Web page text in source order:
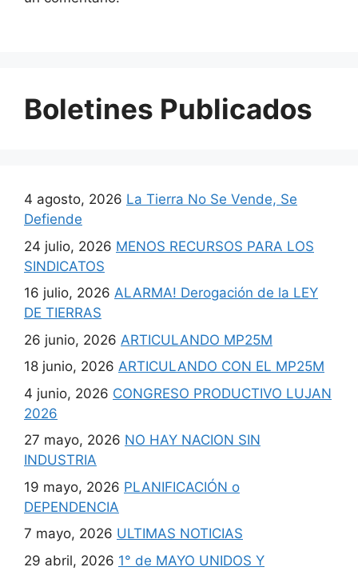
Boletines Publicados
4 agosto, 2026 La Tierra No Se Vende, Se
Defiende
24 julio, 2026 MENOS RECURSOS PARA LOS
SINDICATOS
16 julio, 2026 ALARMA! Derogación de la LEY
DE TIERRAS
26 junio, 2026 ARTICULANDO MP25M
18 junio, 2026 ARTICULANDO CON EL MP25M
4 junio, 2026 CONGRESO PRODUCTIVO LUJAN
2026
27 mayo, 2026 NO HAY NACION SIN
INDUSTRIA
19 mayo, 2026 PLANIFICACIÓN o
DEPENDENCIA
7 mayo, 2026 ULTIMAS NOTICIAS
29 abril, 2026 1° de MAYO UNIDOS Y